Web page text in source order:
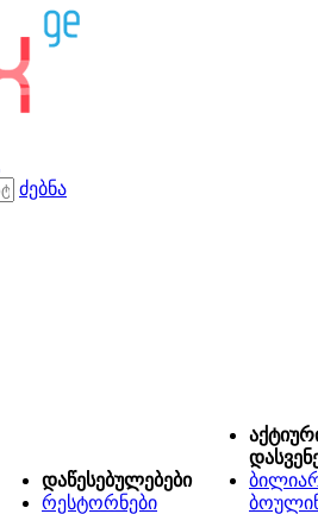
ძებნა
დაწესებულებები
რესტორნები